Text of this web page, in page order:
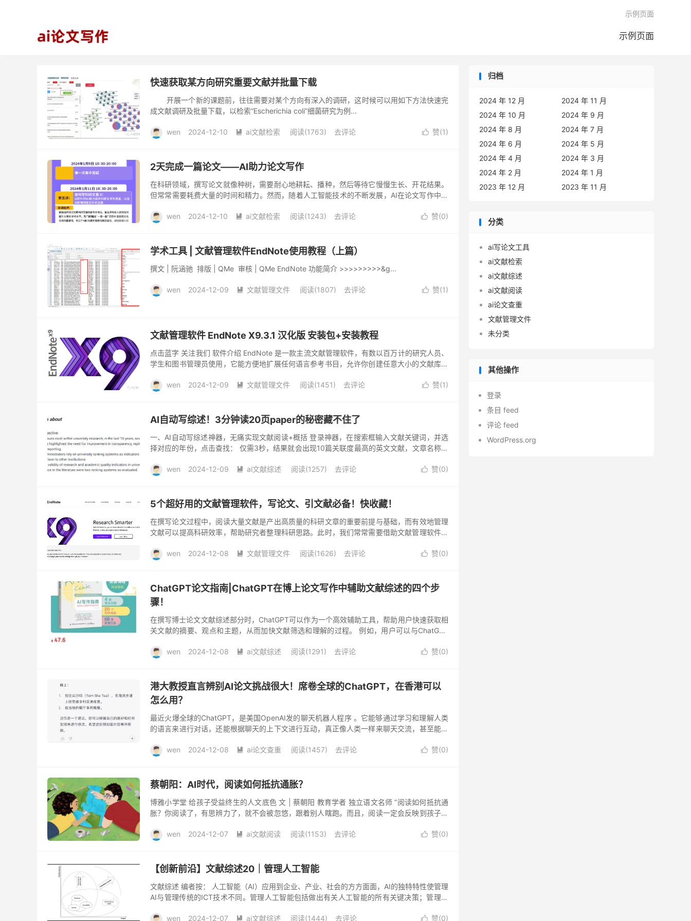
示例页面
示例页面
快速获取某方向研究重要文献并批量下载
开展一个新的课题前，往往需要对某个方向有深入的调研，这时候可以用如下方法快速完
成文献调研及批量下载，以检索“Escherichia coli”细菌研究为例...
 赞(1)
wen 2024-12-10  ai文献检索 阅读(1763) 去评论
2天完成一篇论文——AI助力论文写作
在科研领域，撰写论文就像种树，需要耐心地耕耘、播种，然后等待它慢慢生长、开花结果。
但常常需要耗费大量的时间和精力。然而，随着人工智能技术的不断发展，AI在论文写作中的
 赞(0)
wen 2024-12-10  ai文献检索 阅读(1243) 去评论
学术工具 | 文献管理软件EndNote使用教程（上篇）
撰文 | 阮涵驰 排版 | QMe 审核 | QMe EndNote 功能简介 >>>>>>>>>&g...
 赞(1)
wen 2024-12-09  文献管理文件 阅读(1807) 去评论
文献管理软件 EndNote X9.3.1 汉化版 安装包+安装教程
点击蓝字 关注我们 软件介绍 EndNote 是一款主流文献管理软件，有数以百万计的研究人员、
学生和图书管理员使用，它能方便地扩展任何语言参考书目，允许你创建任意大小的文献库。
 赞(1)
wen 2024-12-09  文献管理文件 阅读(1451) 去评论
AI自动写综述！3分钟读20页paper的秘密藏不住了
一、AI自动写综述神器，无痛实现文献阅读+概括 登录神器，在搜索框输入文献关键词，并选
择对应的年份，点击查找： 仅需3秒，结果就会出现10篇关联度最高的英文文献，文章名称、
 赞(0)
wen 2024-12-09  ai文献综述 阅读(1257) 去评论
5个超好用的文献管理软件，写论文、引文献必备！快收藏！
在撰写论文过程中，阅读大量文献是产出高质量的科研文章的重要前提与基础，而有效地管理
文献可以提高科研效率，帮助研究者整理科研思路。此时，我们常常需要借助文献管理软件对
 赞(0)
wen 2024-12-08  文献管理文件 阅读(1626) 去评论
ChatGPT论文指南|ChatGPT在博上论文写作中辅助文献综述的四个步
骤！
在撰写博士论文文献综述部分时，ChatGPT可以作为一个高效辅助工具，帮助用户快速获取相
关文献的摘要、观点和主题，从而加快文献筛选和理解的过程。 例如，用户可以与ChatGPT
 赞(0)
wen 2024-12-08  ai文献综述 阅读(1291) 去评论
港大教授直言辨别AI论文挑战很大！席卷全球的ChatGPT，在香港可以
怎么用？
最近火爆全球的ChatGPT，是美国OpenAI发的聊天机器人程序 。它能够通过学习和理解人类
的语言来进行对话，还能根据聊天的上下文进行互动，真正像人类一样来聊天交流，甚至能完
 赞(0)
wen 2024-12-08  ai论文查重 阅读(1457) 去评论
蔡朝阳：AI时代，阅读如何抵抗通胀？
博雅小学堂 给孩子受益终生的人文底色 文 | 蔡朝阳 教育学者 独立语文名师 “阅读如何抵抗通
胀？你阅读了，有思辨力了，就不会被忽悠，跟着别人瞎跑。而且，阅读一定会反映到孩子的
 赞(0)
wen 2024-12-07  ai文献阅读 阅读(1153) 去评论
【创新前沿】文献综述20｜管理人工智能
文献综述 编者按： 人工智能（AI）应用到企业、产业、社会的方方面面，AI的独特特性使管理
AI与管理传统的ICT技术不同。管理人工智能包括做出有关人工智能的所有关键决策；管理着
 赞(0)
wen 2024-12-07  ai文献综述 阅读(1444) 去评论
归档
2024 年 12 月
2024 年 11 月
2024 年 10 月
2024 年 9 月
2024 年 8 月
2024 年 7 月
2024 年 6 月
2024 年 5 月
2024 年 4 月
2024 年 3 月
2024 年 2 月
2024 年 1 月
2023 年 12 月
2023 年 11 月
分类
ai写论文工具
ai文献检索
ai文献综述
ai文献阅读
ai论文查重
文献管理文件
未分类
其他操作
登录
条目 feed
评论 feed
WordPress.org